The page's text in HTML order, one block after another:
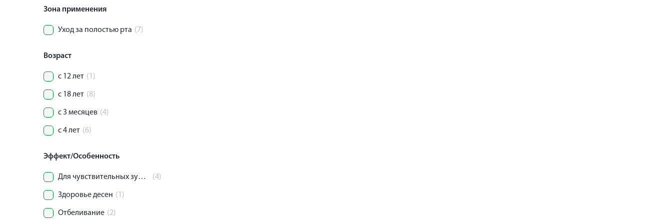
Зона применения
Уход за полостью рта (7)
Возраст
с 12 лет (1)
с 18 лет (8)
с 3 месяцев (4)
с 4 лет (6)
Эффект/Особенность
Для чувствительных зубов (4)
Здоровье десен (1)
Отбеливание (2)